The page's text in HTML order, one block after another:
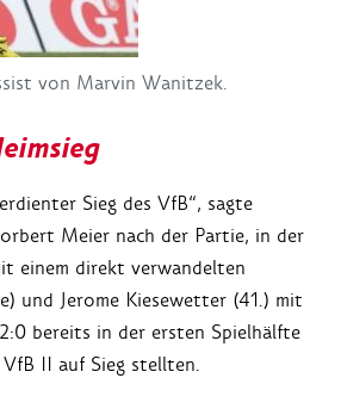
von Marvin Wanitzek.
Sieg des VfB“, sagte
Meier nach der Partie, in der
einem direkt verwandelten
und Jerome Kiesewetter (41.) mit
bereits in der ersten Spielhälfte
II auf Sieg stellten.